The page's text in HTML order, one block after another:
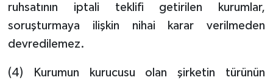
ruhsatının iptali teklifi getirilen kurumlar,
soruşturmaya ilişkin nihai karar verilmeden
devredilemez.
(4) Kurumun kurucusu olan şirketin türünün